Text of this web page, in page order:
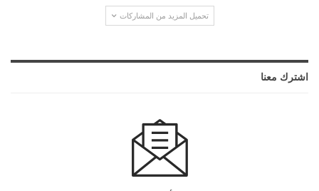
تحميل المزيد من المشاركات
اشترك معنا